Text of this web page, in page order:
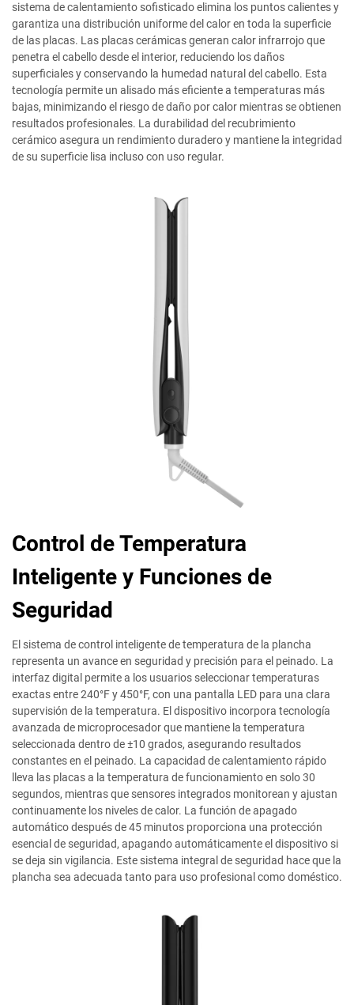
sistema de calentamiento sofisticado elimina los puntos calientes y
garantiza una distribución uniforme del calor en toda la superficie
de las placas. Las placas cerámicas generan calor infrarrojo que
penetra el cabello desde el interior, reduciendo los daños
superficiales y conservando la humedad natural del cabello. Esta
tecnología permite un alisado más eficiente a temperaturas más
bajas, minimizando el riesgo de daño por calor mientras se obtienen
resultados profesionales. La durabilidad del recubrimiento
cerámico asegura un rendimiento duradero y mantiene la integridad
de su superficie lisa incluso con uso regular.
Control de Temperatura
Inteligente y Funciones de
Seguridad
El sistema de control inteligente de temperatura de la plancha
representa un avance en seguridad y precisión para el peinado. La
interfaz digital permite a los usuarios seleccionar temperaturas
exactas entre 240°F y 450°F, con una pantalla LED para una clara
supervisión de la temperatura. El dispositivo incorpora tecnología
avanzada de microprocesador que mantiene la temperatura
seleccionada dentro de ±10 grados, asegurando resultados
constantes en el peinado. La capacidad de calentamiento rápido
lleva las placas a la temperatura de funcionamiento en solo 30
segundos, mientras que sensores integrados monitorean y ajustan
continuamente los niveles de calor. La función de apagado
automático después de 45 minutos proporciona una protección
esencial de seguridad, apagando automáticamente el dispositivo si
se deja sin vigilancia. Este sistema integral de seguridad hace que la
plancha sea adecuada tanto para uso profesional como doméstico.